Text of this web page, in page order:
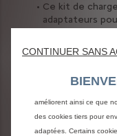
Ce kit de
adaptateurs
destiné aux
Pour répondre
disponibles en
CHF 1'747.30
Y compris la TVA
CONTINUER SANS
Nous utilisons des
essentielles telles que la
telles que la
améliorent ainsi ce que
des cookies tiers pour
adaptées. Certains